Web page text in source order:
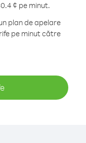
¢ pe minut.
plan de apelare
pe minut către